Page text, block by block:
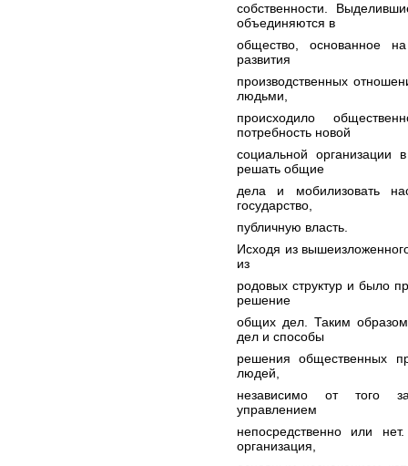
собственности.
объединяются в
общество, основанное
развития
производственных
людьми,
происходило
потребность новой
социальной организации
решать общие
дела и мобилизовать
государство,
публичную власть.
Исходя из
из
родовых структур и было
решение
общих дел. Таким
дел и способы
решения общественных
людей,
независимо от того
управлением
непосредственно или
организация,